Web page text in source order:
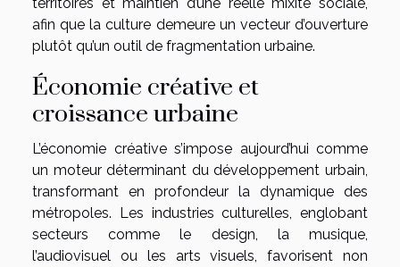
afin que la culture demeure un vecteur d’ouverture
plutôt qu’un outil de fragmentation urbaine.
Économie créative et
croissance urbaine
L’économie créative s’impose aujourd’hui comme
un moteur déterminant du développement urbain,
transformant en profondeur la dynamique des
métropoles. Les industries culturelles, englobant
secteurs comme le design, la musique,
l’audiovisuel ou les arts visuels, favorisent non